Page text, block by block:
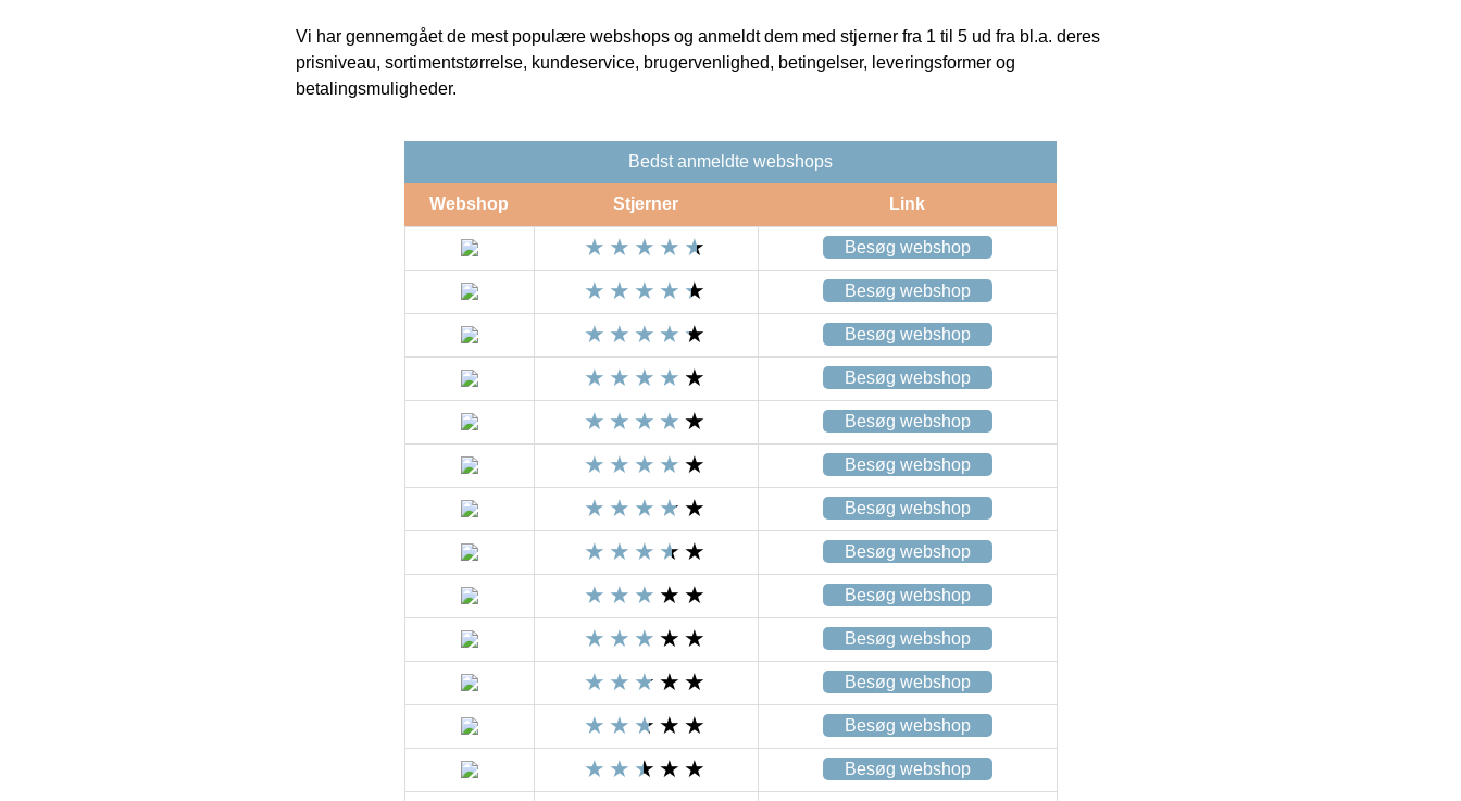
Vi har gennemgået de mest populære webshops og anmeldt dem med stjerner fra 1 til 5 ud fra bl.a. deres
prisniveau, sortimentstørrelse, kundeservice, brugervenlighed, betingelser, leveringsformer og
betalingsmuligheder.
Bedst anmeldte webshops
Webshop Stjerner Link
Besøg webshop
Besøg webshop
Besøg webshop
Besøg webshop
Besøg webshop
Besøg webshop
Besøg webshop
Besøg webshop
Besøg webshop
Besøg webshop
Besøg webshop
Besøg webshop
Besøg webshop